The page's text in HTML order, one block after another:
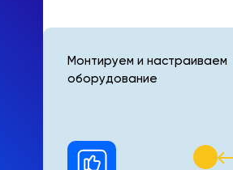
Монтируем и настраиваем
оборудование